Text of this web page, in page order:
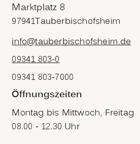
Marktplatz 8
97941Tauberbischofsheim
info@tauberbischofsheim.de
09341 803-0
09341 803-7000
Öffnungszeiten
Montag bis Mittwoch, Freitag
08.00 - 12.30 Uhr